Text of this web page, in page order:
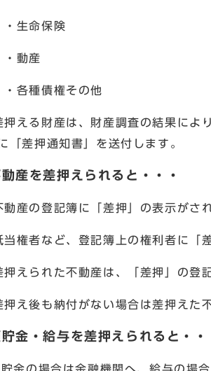
命保険
動産
種債権その他
える財産は、財産調査の結果によ
「差押通知書」を送付します。
産を差押えられると・・・
産の登記簿に「差押」の表示がされ
権者など、登記簿上の権利者に「
えられた不動産は、「差押」の登
え後も納付がない場合は差押えた
金・給与を差押えられると・・